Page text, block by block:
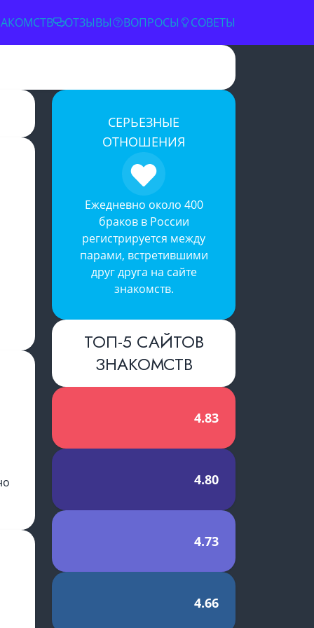
ОТЗЫВЫ ВОПРОСЫ СОВЕТЫ
СЕРЬЕЗНЫЕ
ОТНОШЕНИЯ
Ежедневно около 400
браков в России
регистрируется между
парами, встретившими
друг друга на сайте
знакомств.
ТОП-5 САЙТОВ
ЗНАКОМСТВ
4.83
4.80
4.73
4.66
✕